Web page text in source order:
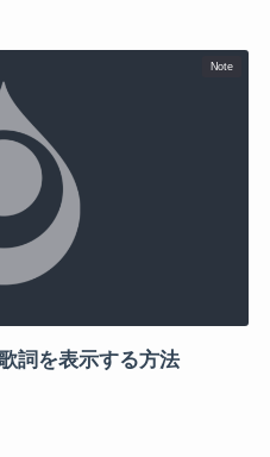
Note
詞を表示する方法